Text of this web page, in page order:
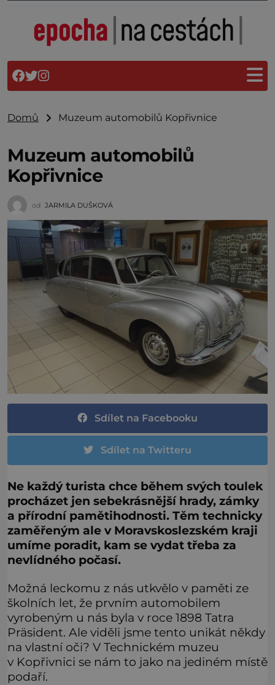
Domů Muzeum automobilů Kopřivnice
Muzeum automobilů
Kopřivnice
od JARMILA DUŠKOVÁ
Sdílet na Facebooku
Sdílet na Twitteru
Ne každý turista chce během svých toulek
procházet jen sebekrásnější hrady, zámky
a přírodní pamětihodnosti. Těm technicky
zaměřeným ale v Moravskoslezském kraji
umíme poradit, kam se vydat třeba za
nevlídného počasí.
Možná leckomu z nás utkvělo v paměti ze
školních let, že prvním automobilem
vyrobeným u nás byla v roce 1898 Tatra
Präsident. Ale viděli jsme tento unikát někdy
na vlastní oči? V Technickém muzeu
v Kopřivnici se nám to jako na jediném místě
podaří.